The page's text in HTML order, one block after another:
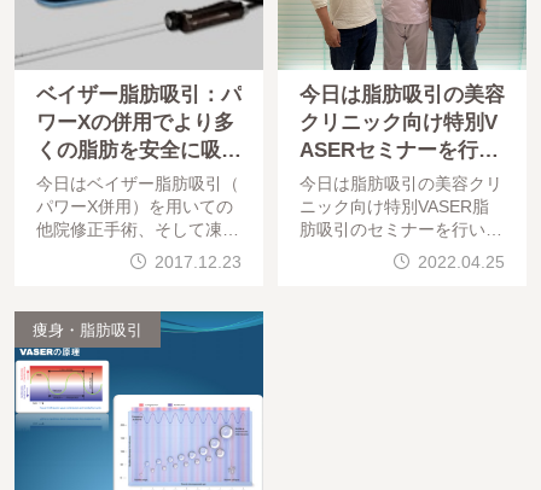
ベイザー脂肪吸引：パ
ワーXの併用でより多
くの脂肪を安全に吸引
：女性化乳房
今日はベイザー脂肪吸引（
パワーX併用）を用いての
他院修正手術、そして凍結
脂肪による豊胸でした。手
術は問題なく終わっていま
、パワーXとは脂肪吸引の
機械の一種ですが、パワー
2017.12.23
今日は脂肪吸引の美容
クリニック向け特別V
ASERセミナーを行い
ました。
今日は脂肪吸引の美容クリ
ニック向け特別VASER脂
肪吸引のセミナーを行いま
した。参加いただいたのは
バウム美容外科 銀座院
2022.04.25
痩身・脂肪吸引